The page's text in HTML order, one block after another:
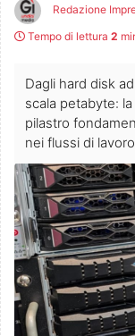
Redazione
Tempo di lettura 2
Dagli hard disk
scala petabyte:
pilastro
nei flussi di